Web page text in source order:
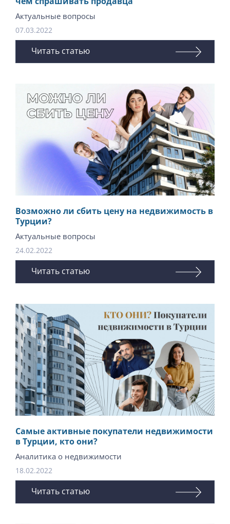
Актуальные вопросы
07.03.2022
Читать статью
Возможно ли сбить цену на недвижимость в
Турции?
Актуальные вопросы
24.02.2022
Читать статью
Самые активные покупатели недвижимости
в Турции, кто они?
Аналитика о недвижимости
18.02.2022
Читать статью